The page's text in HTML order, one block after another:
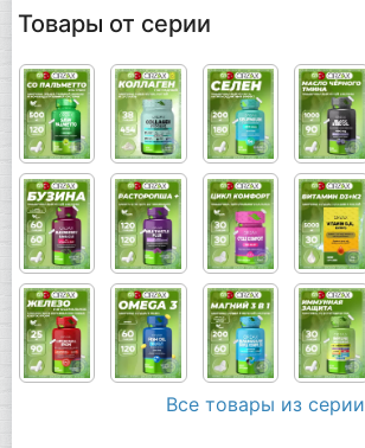
Товары от серии
Все товары из серии